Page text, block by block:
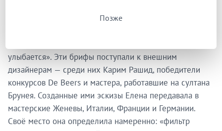
восемь страниц: «чем занимается женщина, что её
улыбается». Эти брифы поступали к внешним
дизайнерам — среди них Карим Рашид, победители
конкурсов De Beers и мастера, работавшие на султана
Брунея. Созданные ими эскизы Елена передавала в
мастерские Женевы, Италии, Франции и Германии.
Своё место она определила намеренно: «фильтр
Позже